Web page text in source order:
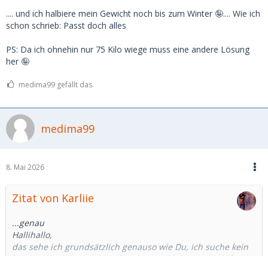
.... und ich halbiere mein Gewicht noch bis zum Winter 🤪.... Wie ich
schon schrieb: Passt doch alles
PS: Da ich ohnehin nur 75 Kilo wiege muss eine andere Lösung
her 🤪
medima99 gefällt das.
medima99
8. Mai 2026
Zitat von Karliie
...genau
Hallihallo,
das sehe ich grundsätzlich genauso wie Du, ich suche kein